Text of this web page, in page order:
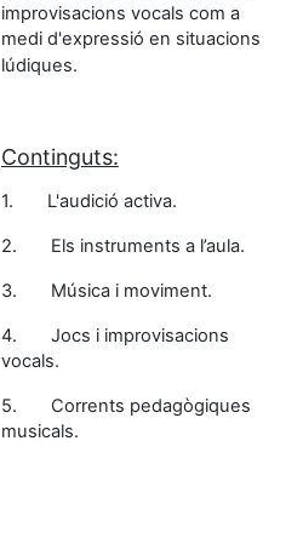
improvisacions vocals com a
medi d'expressió en situacions
lúdiques.
Continguts:
1. L'audició activa.
2. Els instruments a l’aula.
3. Música i moviment.
4. Jocs i improvisacions
vocals.
5. Corrents pedagògiques
musicals.